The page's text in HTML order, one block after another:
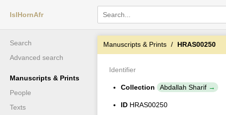
IslHornAfr
Search
Advanced search
Manuscripts & Prints
People
Texts
Manuscripts & Prints HRAS00250
Identifier
Collection Abdallah Sharif
ID HRAS00250